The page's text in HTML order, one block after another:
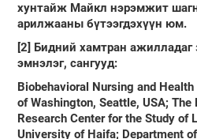
хунтайж Майкл нэрэмжит
арилжааны бүтээгдэхүүн юм.
[2] Бидний хамтран ажилладаг
эмнэлэг, сангууд:
Biobehavioral Nursing and
of Washington, Seattle, USA; The
Research Center for the Study of
University of Haifa; Department